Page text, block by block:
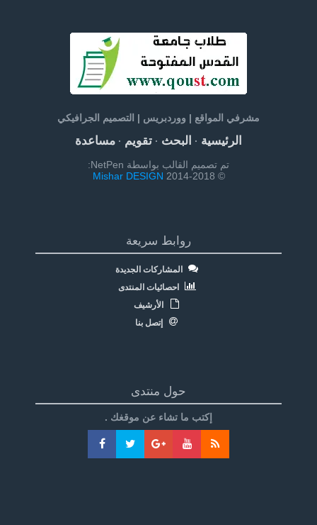
مشرفي المواقع | ووردبريس | التصميم الجرافيكي
الرئيسية· البحث· تقويم· مساعدة
تم تصميم القالب بواسطة NetPen:
© 2014-2018
Mishar DESIGN
روابط سريعة
المشاركات الجديدة
احصائيات المنتدى
الأرشيف
إتصل بنا
حول منتدى
إكتب ما تشاء عن موقغك .